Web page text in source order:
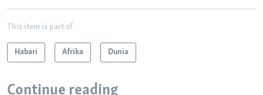
This item is part of
Habari Afrika Dunia
Continue reading